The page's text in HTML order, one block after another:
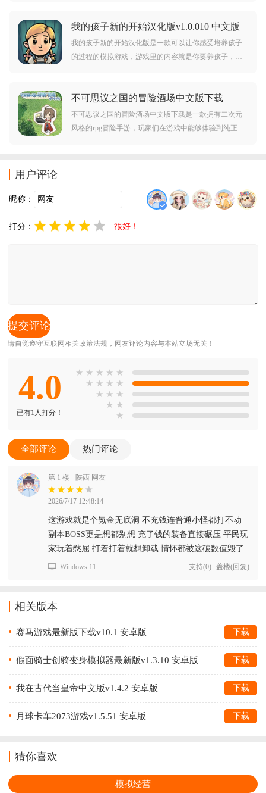
们，快来下载建城吧！
我的孩子新的开始汉化版v1.0.010 中文版
我的孩子新的开始汉化版是一款可以让你感受培养孩子
的过程的模拟游戏，游戏里的内容就是你要养孩子，你
你想知道怎么培养孩子就来试试吧。
不可思议之国的冒险酒场中文版下载
v2021.11.03.11 安卓版
不可思议之国的冒险酒场中文版下载是一款拥有二次元
风格的rpg冒险手游，玩家们在游戏中能够体验到纯正的
用户评论
昵称：
打分： 很好！
请自觉遵守互联网相关政策法规，网友评论内容与本站立场无关！
4.0
已有1人打分！
★ ★ ★ ★ ★
★ ★ ★ ★
★ ★ ★
★ ★
★
全部评论 热门评论
第 1 楼 陕西 网友
2026/7/17 12:48:14
这游戏就是个氪金无底洞 不充钱连普通小怪都打不动
副本BOSS更是想都别想 充了钱的装备直接碾压 平民玩
家玩着憋屈 打着打着就想卸载 情怀都被这破数值毁了
Windows 11 支持(0) 盖楼(回复)
相关版本
赛马游戏最新版下载v10.1 安卓版 下载
假面骑士创骑变身模拟器最新版v1.3.10 安卓版 下载
我在古代当皇帝中文版v1.4.2 安卓版 下载
月球卡车2073游戏v1.5.51 安卓版 下载
猜你喜欢
模拟经营